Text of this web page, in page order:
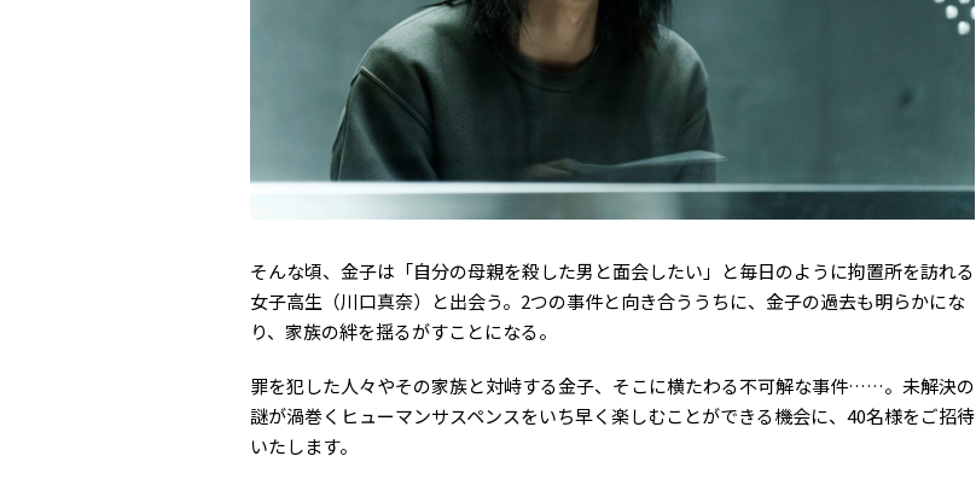
そんな頃、金子は「自分の母親を殺した男と面会したい」と毎日のように拘置所を訪れる
女子高生（川口真奈）と出会う。2つの事件と向き合ううちに、金子の過去も明らかにな
り、家族の絆を揺るがすことになる。
罪を犯した人々やその家族と対峙する金子、そこに横たわる不可解な事件……。未解決の
謎が渦巻くヒューマンサスペンスをいち早く楽しむことができる機会に、40名様をご招待
いたします。